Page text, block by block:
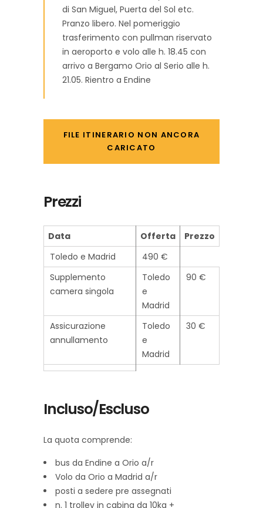
di San Miguel, Puerta del Sol etc.
Pranzo libero. Nel pomeriggio
trasferimento con pullman riservato
in aeroporto e volo alle h. 18.45 con
arrivo a Bergamo Orio al Serio alle h.
21.05. Rientro a Endine
FILE ITINERARIO NON ANCORA
CARICATO
Prezzi
Data Offerta
Prezzo
Toledo e Madrid
490 €
Supplemento
camera singola
Toledo
e
Madrid
90 €
Assicurazione
annullamento
Toledo
e
Madrid
30 €
Incluso/Escluso
La quota comprende:
bus da Endine a Orio a/r
Volo da Orio a Madrid a/r
posti a sedere pre assegnati
n. 1 trolley in cabina da 10kg +